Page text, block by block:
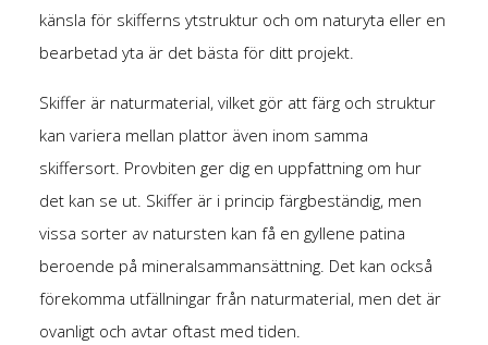
känsla för skifferns ytstruktur och om naturyta eller en
bearbetad yta är det bästa för ditt projekt.
Skiffer är naturmaterial, vilket gör att färg och struktur
kan variera mellan plattor även inom samma
skiffersort. Provbiten ger dig en uppfattning om hur
det kan se ut. Skiffer är i princip färgbeständig, men
vissa sorter av natursten kan få en gyllene patina
beroende på mineralsammansättning. Det kan också
förekomma utfällningar från naturmaterial, men det är
ovanligt och avtar oftast med tiden.